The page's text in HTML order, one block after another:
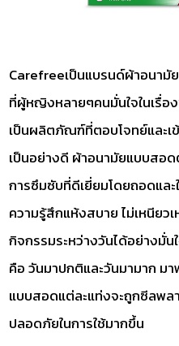
Carefreeเป็นแบรนด์ผ้าอนามั
ที่ผู้หญิงหลายๆคนมั่นใจในเรื่
เป็นผลิตภัณฑ์ที่ตอบโจทย์และ
เป็นอย่างดี ผ้าอนามัยแบบสอ
การซึมซับที่ดีเยี่ยมโดยถอดและ
ความรู้สึกแห้งสบาย ไม่เหนียว
กิจกรรมระหว่างวันได้อย่างมั่น
คือ วันมาปกติและวันมามาก
แบบสอดแต่ละแท่งจะถูกซีลพ
ปลอดภัยในการใช้มากขึ้น